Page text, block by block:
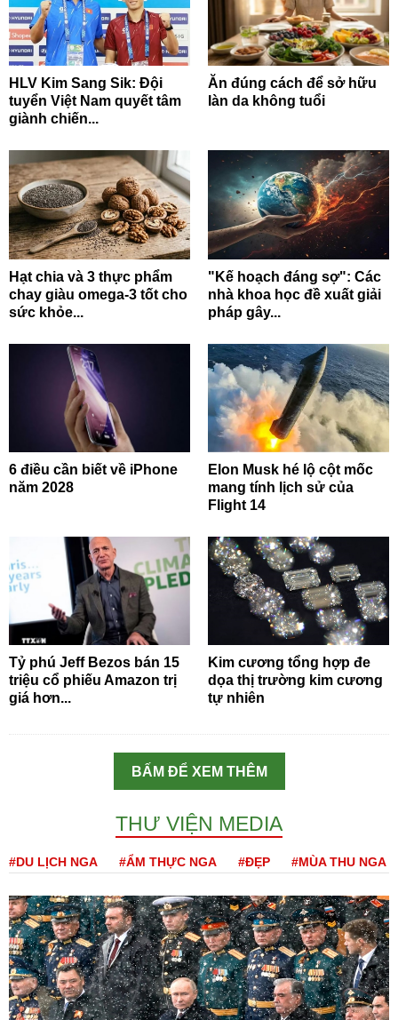
HLV Kim Sang Sik: Đội
tuyển Việt Nam quyết tâm
giành chiến...
Ăn đúng cách để sở hữu
làn da không tuổi
Hạt chia và 3 thực phẩm
chay giàu omega-3 tốt cho
sức khỏe...
"Kế hoạch đáng sợ": Các
nhà khoa học đề xuất giải
pháp gây...
6 điều cần biết về iPhone
năm 2028
Elon Musk hé lộ cột mốc
mang tính lịch sử của
Flight 14
Tỷ phú Jeff Bezos bán 15
triệu cổ phiếu Amazon trị
giá hơn...
Kim cương tổng hợp đe
dọa thị trường kim cương
tự nhiên
BẤM ĐỂ XEM THÊM
THƯ VIỆN MEDIA
#DU LỊCH NGA #ẨM THỰC NGA #ĐẸP #MÙA THU NGA